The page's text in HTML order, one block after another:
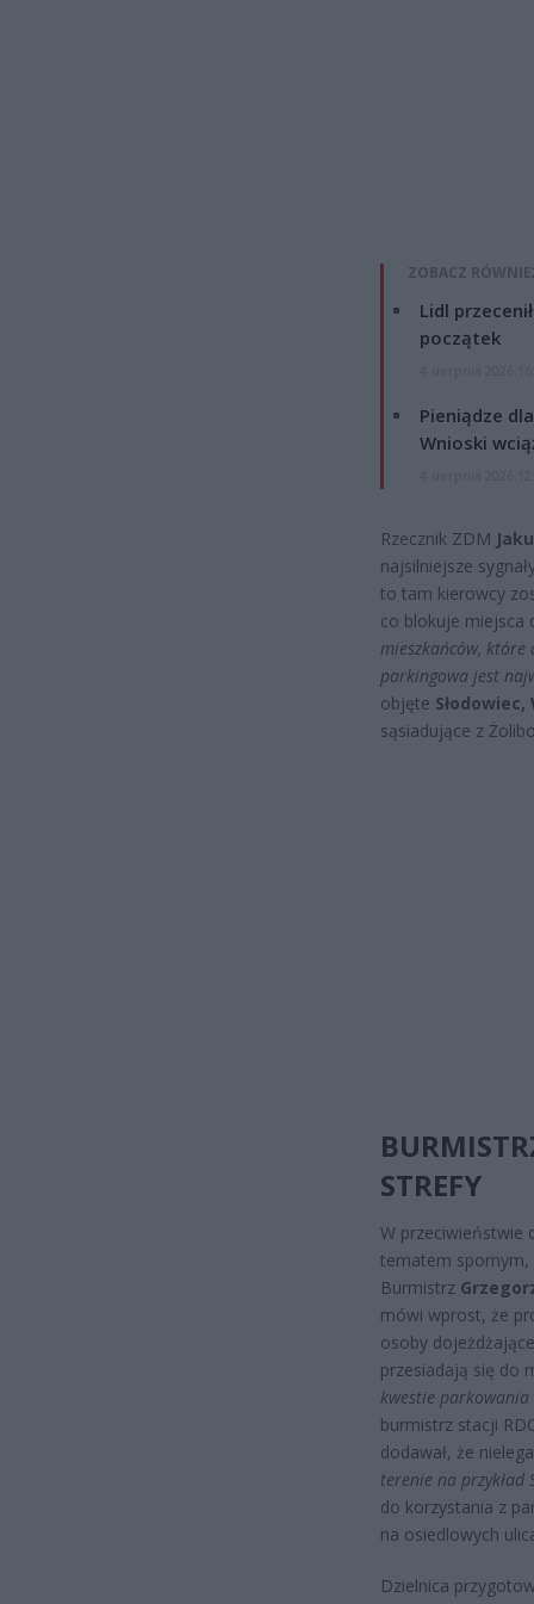
ZOBACZ
Lidl
początek
Pieniądze
Wnioski
Rzecznik ZDM
najsilniejsze
to tam kierowcy
co blokuje miejsca
mieszkańców,
parkingowa jest
objęte
sąsiadujące z
STREFY
W przeciwieństwie
tematem spornym,
Burmistrz
mówi wprost, że
osoby
przesiadają się do
kwestie parkowania
burmistrz stacji
dodawał, że
terenie na przykład
do korzystania z
na osiedlowych
Dzielnica